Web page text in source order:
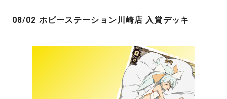
08/02 ホビーステーション川崎店 入賞デッキ